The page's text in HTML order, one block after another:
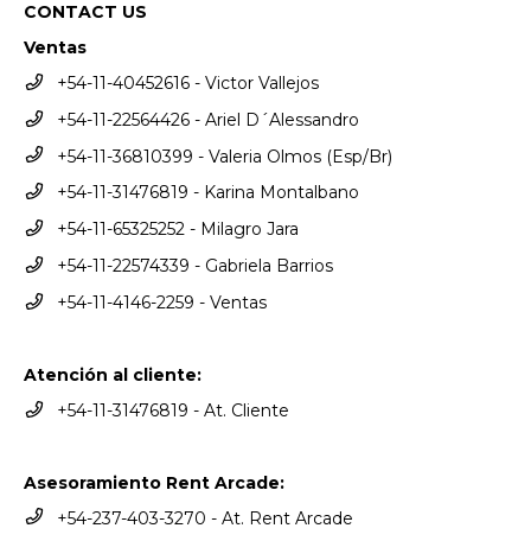
CONTACT US
Ventas
+54-11-40452616 - Victor Vallejos
+54-11-22564426 - Ariel D´Alessandro
+54-11-36810399 - Valeria Olmos (Esp/Br)
+54-11-31476819 - Karina Montalbano
+54-11-65325252 - Milagro Jara
+54-11-22574339 - Gabriela Barrios
+54-11-4146-2259 - Ventas
Atención al cliente:
+54-11-31476819 - At. Cliente
Asesoramiento Rent Arcade:
+54-237-403-3270 - At. Rent Arcade